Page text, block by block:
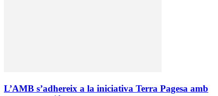
L’AMB s’adhereix a la iniciativa Terra Pagesa amb